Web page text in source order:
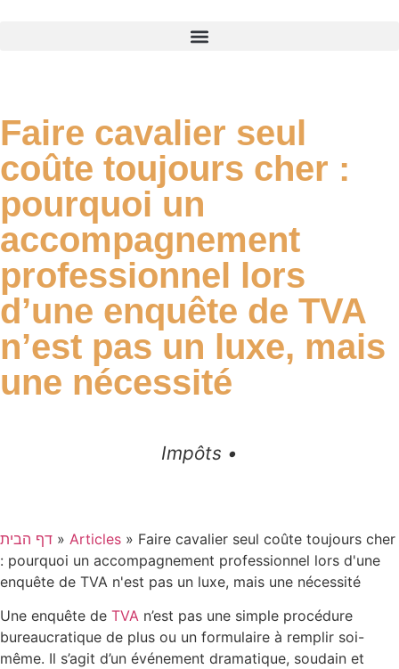
Faire cavalier seul
coûte toujours cher :
pourquoi un
accompagnement
professionnel lors
d’une enquête de TVA
n’est pas un luxe, mais
une nécessité
Impôts •
דף הבית » Articles » Faire cavalier seul coûte toujours cher
: pourquoi un accompagnement professionnel lors d'une
enquête de TVA n'est pas un luxe, mais une nécessité
Une enquête de TVA n’est pas une simple procédure
bureaucratique de plus ou un formulaire à remplir soi-
même. Il s’agit d’un événement dramatique, soudain et